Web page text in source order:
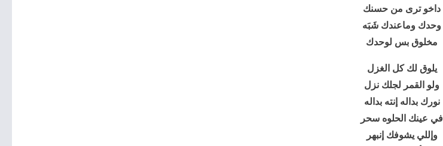
داخو ترى من حسنك
وحدك وماعندك شَبَه
مخلوق بس لوحدك
يلوق لك كل الغزل
ولو القمر لجلك نزل
نورك بداله إنته بداله
في عينك الحلوه سحر
وإللي يشوفك إنبهر